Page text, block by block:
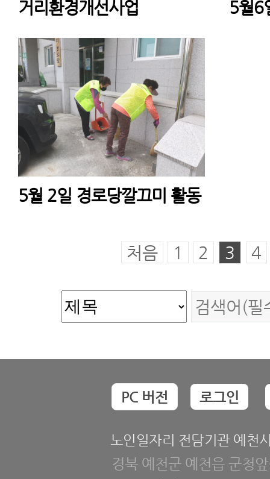
거리환경개선사업 5월6
5월 2일 경로당깔끄미 활동
처음 1 2 3 4
PC 버전 로그인
노인일자리 전담기관 예천
경북 예천군 예천읍 군청